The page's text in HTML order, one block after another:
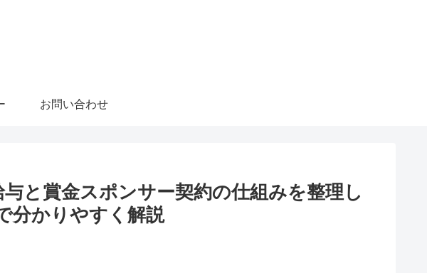
お問い合わせ
と賞金スポンサー契約の仕組みを整理し
分かりやすく解説